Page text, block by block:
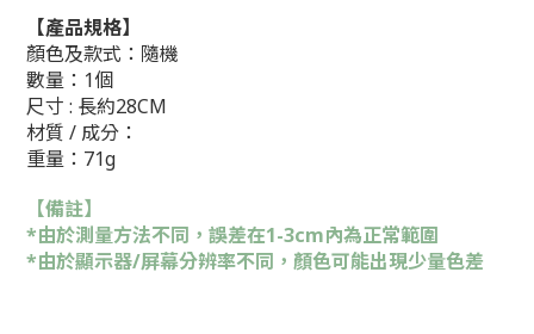
【產品規格】
顏色及款式：隨機
數量：1個
尺寸 : 長約28CM
材質 / 成分：
重量：71g
【備註】
*由於測量方法不同，誤差在1-3cm內為正常範圍
*由於顯示器/屏幕分辨率不同，顏色可能出現少量色差